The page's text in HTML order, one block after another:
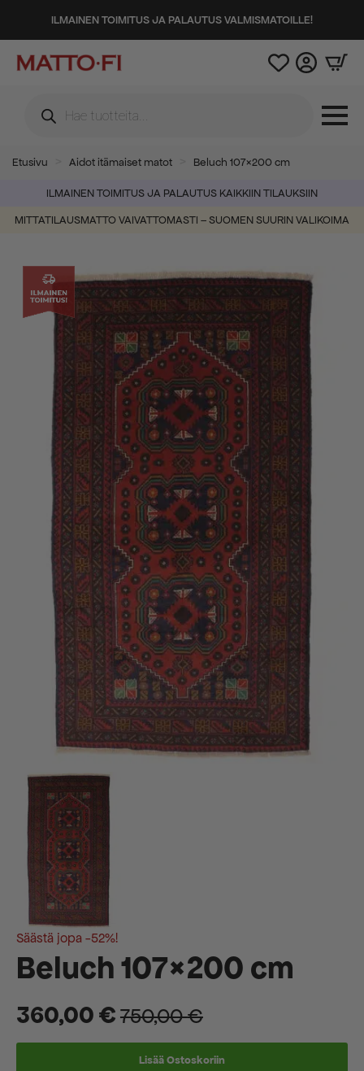
ILMAINEN TOIMITUS JA PALAUTUS VALMISMATOILLE!
search
Etusivu Aidot itämaiset matot Beluch 107×200 cm
ILMAINEN TOIMITUS JA PALAUTUS KAIKKIIN TILAUKSIIN
MITTATILAUSMATTO VAIVATTOMASTI – SUOMEN SUURIN VALIKOIMA
-52%
Säästä jopa -52%!
Beluch 107×200 cm
750,00€
Alkuperäinen
360,00€
Nykyinen
Lisää Ostoskoriin